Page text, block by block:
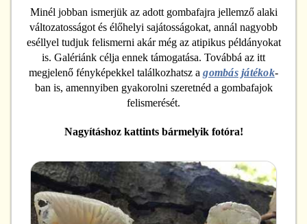
Minél jobban ismerjük az adott gombafajra jellemző alaki
változatosságot és élőhelyi sajátosságokat, annál nagyobb
eséllyel tudjuk felismerni akár még az atipikus példányokat
is. Galériánk célja ennek támogatása. Továbbá az itt
megjelenő fényképekkel találkozhatsz a gombás játékok-
ban is, amennyiben gyakorolni szeretnéd a gombafajok
felismerését.
Nagyításhoz kattints bármelyik fotóra!